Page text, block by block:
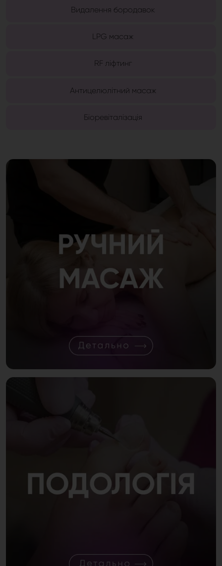
Видалення бородавок
LPG масаж
RF ліфтинг
Антицелюлітний масаж
Біоревіталізація